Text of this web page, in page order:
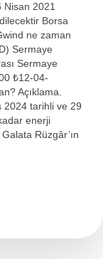
Nisan 2021
Borsa
ne zaman
Sermaye
Sermaye
₺12-04-
Açıklama.
2024 tarihli ve 29
enerji
Rüzgâr’ın